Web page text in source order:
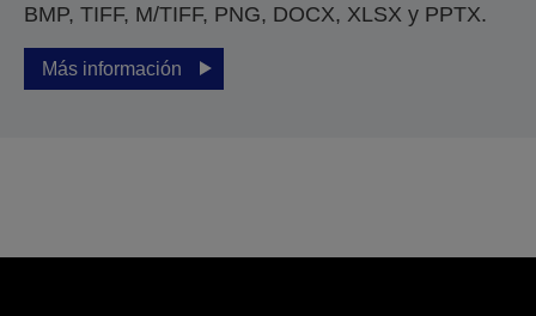
BMP, TIFF, M/TIFF, PNG, DOCX, XLSX y PPTX.
Más información